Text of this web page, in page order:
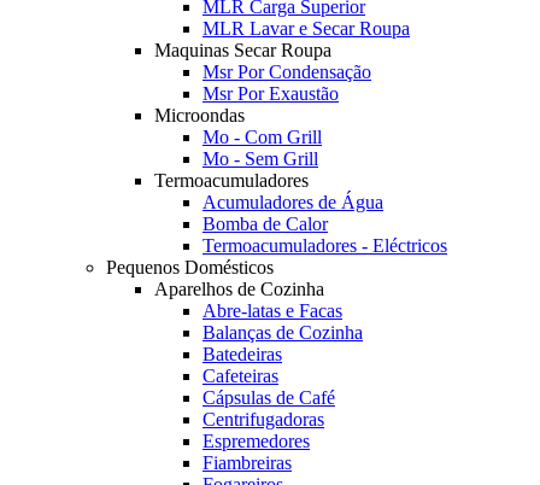
MLR Carga Superior
MLR Lavar e Secar Roupa
Maquinas Secar Roupa
Msr Por Condensação
Msr Por Exaustão
Microondas
Mo - Com Grill
Mo - Sem Grill
Termoacumuladores
Acumuladores de Água
Bomba de Calor
Termoacumuladores - Eléctricos
Pequenos Domésticos
Aparelhos de Cozinha
Abre-latas e Facas
Balanças de Cozinha
Batedeiras
Cafeteiras
Cápsulas de Café
Centrifugadoras
Espremedores
Fiambreiras